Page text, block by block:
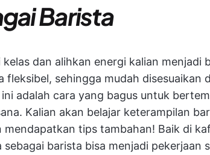
Barista
dan alihkan energi kalian menjadi
fleksibel, sehingga mudah disesuaikan
adalah cara yang bagus untuk
Kalian akan belajar keterampilan
tips tambahan! Baik di
barista bisa menjadi pekerjaan